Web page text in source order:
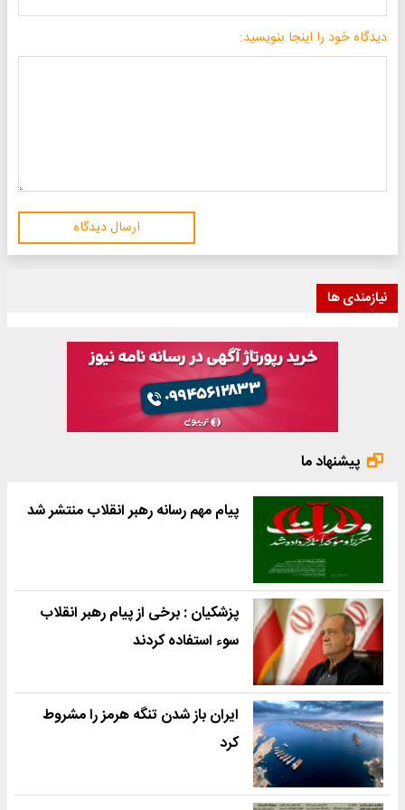
دیدگاه خود را اینجا بنویسید:
ارسال دیدگاه
نیازمندی ها
پیشنهاد ما
پیام مهم رسانه رهبر انقلاب منتشر شد
پزشکیان : برخی از پیام رهبر انقلاب
سوء استفاده کردند
ایران باز شدن تنگه هرمز را مشروط
کرد